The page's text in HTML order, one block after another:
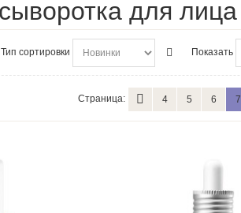
для лица
Тип сортировки Показать
Страница: 4 5 6 7